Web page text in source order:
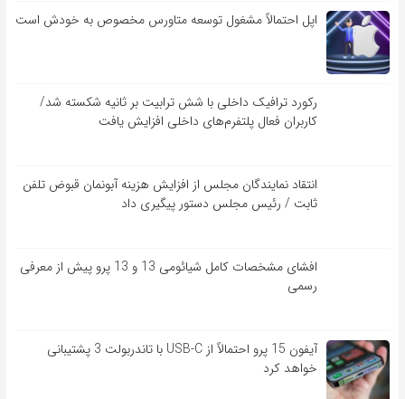
اپل احتمالاً مشغول توسعه متاورس مخصوص به خودش است
رکورد ترافیک داخلی با شش ترابیت بر ثانیه شکسته شد/
کاربران فعال پلتفرم‌های داخلی افزایش یافت
انتقاد نمایندگان مجلس از افزایش هزینه آبونمان قبوض تلفن
ثابت / رئیس مجلس دستور پیگیری داد
افشای مشخصات کامل شیائومی 13 و 13 پرو پیش از معرفی
رسمی
آیفون 15 پرو احتمالاً از USB-C با تاندربولت 3 پشتیبانی
خواهد کرد